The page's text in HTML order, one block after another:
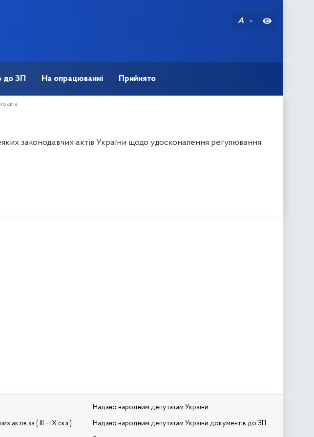
A
до ЗП На опрацюванні Прийнято
акта
законодавчих актів України щодо удосконалення регулювання
актів за ( III – IX скл.)
Надано народним депутатам України
Надано народним депутатам України документів до ЗП